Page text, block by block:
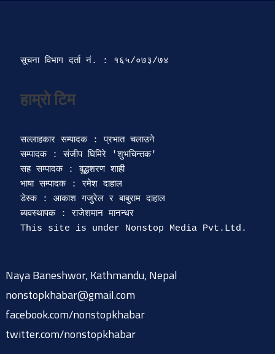
सूचना विभाग दर्ता‍ नं. : १६५/०७३/७४
हाम्रो टिम
सल्लाहकार सम्पादक : प्रभात चलाउने
सम्पादक : संजीप घिमिरे 'शुभचिन्तक'
सह सम्पादक : बुद्धशरण शाही
भाषा सम्पादक : रमेश दाहाल
डेस्क : आकाश गजुरेल र बाबुराम दाहाल
ब्यवस्थापक : राजेशमान मानन्धर
Naya Baneshwor, Kathmandu, Nepal
nonstopkhabar@gmail.com
facebook.com/nonstopkhabar
twitter.com/nonstopkhabar